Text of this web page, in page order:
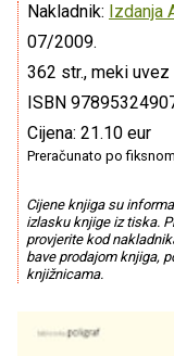
Nakladnik: Izdanja
07/2009.
362 str., meki uvez
ISBN
Cijena: 21.10 eur
Preračunato po
Cijene knjiga su
izlasku knjige iz tiska.
provjerite kod
bave prodajom knjiga,
knjižnicama.